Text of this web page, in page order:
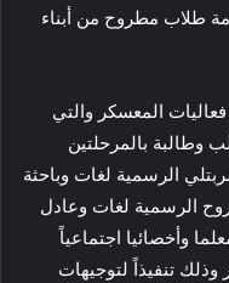
طلاب مطروح من أبناء
المعسكر والتي
أربعة أيام بمشاركة 100 طالب وطالبة بالمرحلتين
الرسمية لغات وباحثة
الرسمية لغات وعادل
وأخصائيا اجتماعياً
تنفيذاً لتوجيهات